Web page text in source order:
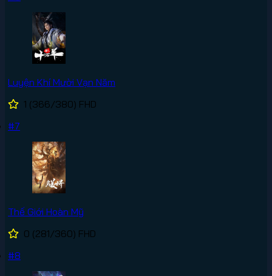
Luyện Khí Mười Vạn Năm
1 (366/380) FHD
#7
Thế Giới Hoàn Mỹ
0 (281/360) FHD
#8